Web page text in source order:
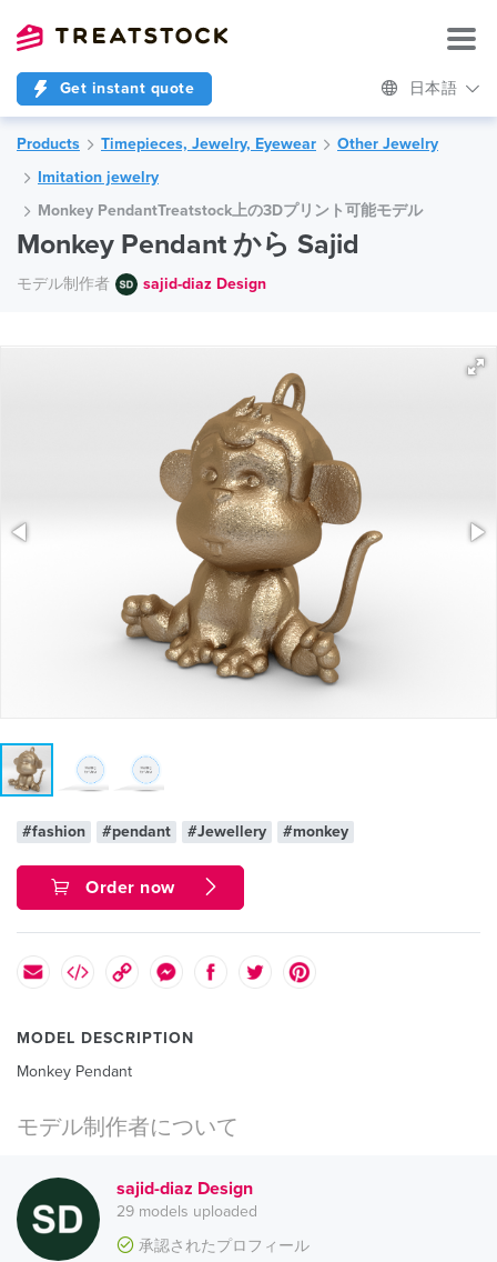
Get instant quote 日本語
Products Timepieces, Jewelry, Eyewear
Other Jewelry
Imitation jewelry
Monkey PendantTreatstock上の3Dプリント可能モデル
Monkey Pendant から Sajid
モデル制作者 sajid-diaz Design
#fashion #pendant #Jewellery #monkey
Order now
MODEL DESCRIPTION
Monkey Pendant
モデル制作者について
sajid-diaz Design
29 models uploaded
承認されたプロフィール